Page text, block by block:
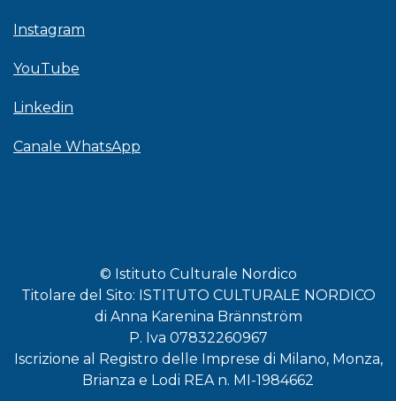
Instagram
YouTube
Linkedin
Canale WhatsApp
© Istituto Culturale Nordico
Titolare del Sito: ISTITUTO CULTURALE NORDICO
di Anna Karenina Brännström
P. Iva 07832260967
Iscrizione al Registro delle Imprese di Milano, Monza,
Brianza e Lodi REA n. MI-1984662